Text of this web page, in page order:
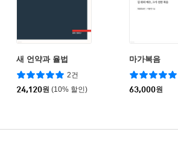
새 언약과 율법
2건
24,120원 (10% 할인)
마가복음
63,000원